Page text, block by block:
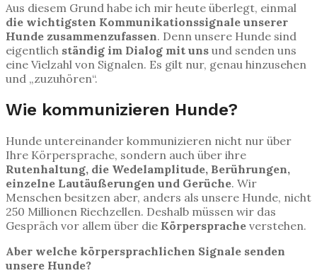
Aus diesem Grund habe ich mir heute überlegt, einmal
die wichtigsten Kommunikationssignale unserer
Hunde zusammenzufassen. Denn unsere Hunde sind
eigentlich ständig im Dialog mit uns und senden uns
eine Vielzahl von Signalen. Es gilt nur, genau hinzusehen
und „zuzuhören“.
Wie kommunizieren Hunde?
Hunde untereinander kommunizieren nicht nur über
Ihre Körpersprache, sondern auch über ihre
Rutenhaltung, die Wedelamplitude, Berührungen,
einzelne Lautäußerungen und Gerüche. Wir
Menschen besitzen aber, anders als unsere Hunde, nicht
250 Millionen Riechzellen. Deshalb müssen wir das
Gespräch vor allem über die Körpersprache verstehen.
Aber welche körpersprachlichen Signale senden
unsere Hunde?